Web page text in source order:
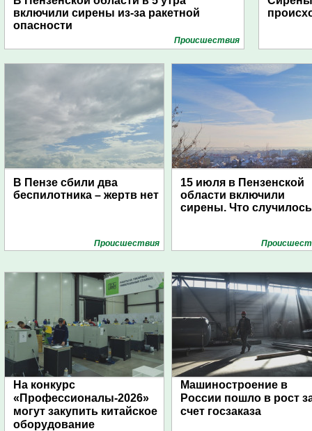
включили сирены из-за ракетной
опасности
Проиcшествия
В Пензе сбили два
беспилотника – жертв нет
Проиcшествия
15 июля в Пензенской
области включили
сирены. Что
На конкурс
«Профессионалы-2026»
могут закупить китайское
оборудование
Машиностроение в
России пошло в рост
счет госзаказа